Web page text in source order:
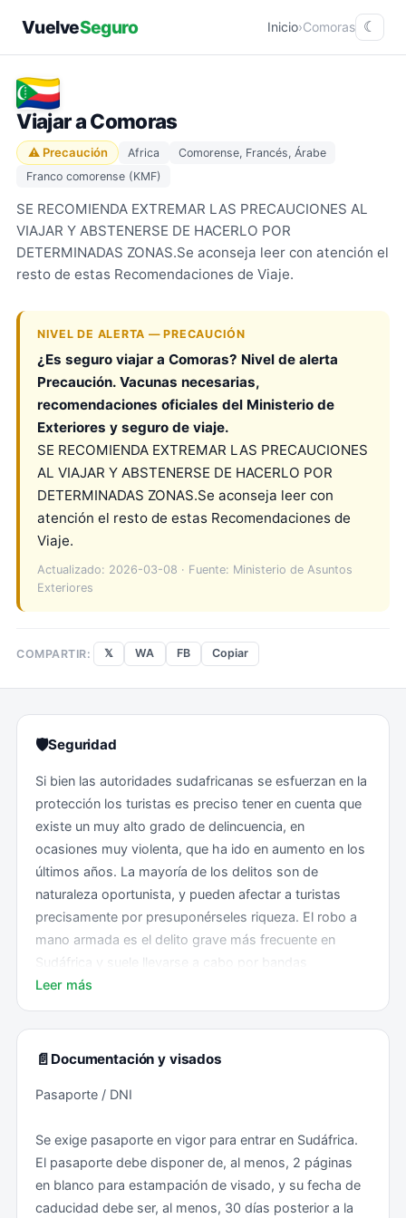
VuelveSeguro Inicio›Comoras ☾
Viajar a Comoras
⚠ Precaución Africa
Comorense, Francés, Árabe
Franco comorense (KMF)
SE RECOMIENDA EXTREMAR LAS PRECAUCIONES AL
VIAJAR Y ABSTENERSE DE HACERLO POR
DETERMINADAS ZONAS.Se aconseja leer con atención el
resto de estas Recomendaciones de Viaje.
NIVEL DE ALERTA — PRECAUCIÓN
¿Es seguro viajar a Comoras? Nivel de alerta
Precaución. Vacunas necesarias,
recomendaciones oficiales del Ministerio de
Exteriores y seguro de viaje.
SE RECOMIENDA EXTREMAR LAS PRECAUCIONES
AL VIAJAR Y ABSTENERSE DE HACERLO POR
DETERMINADAS ZONAS.Se aconseja leer con
atención el resto de estas Recomendaciones de
Viaje.
Actualizado: 2026-03-08 · Fuente: Ministerio de Asuntos
Exteriores
COMPARTIR: 𝕏 WA FB Copiar
🛡Seguridad
Si bien las autoridades sudafricanas se esfuerzan en la
protección los turistas es preciso tener en cuenta que
existe un muy alto grado de delincuencia, en
ocasiones muy violenta, que ha ido en aumento en los
últimos años. La mayoría de los delitos son de
naturaleza oportunista, y pueden afectar a turistas
precisamente por presuponérseles riqueza. El robo a
mano armada es el delito grave más frecuente en
Sudáfrica y suele llevarse a cabo por bandas
organizadas armadas con pistolas y/o cuchillos. El
allanamiento de morada, el robo y el robo de coches
son delitos frecuentes en toda Sudáfrica. Suelen ser
violentos y pueden ocurrir a cualquier hora del día. En
cuando los ocupantes están en casa o llegando o
Por ello, la Embajada ha elaborado las siguientes
recomendaciones básicas:
Leer más
📄 Documentación y visados
Pasaporte / DNI
Se exige pasaporte en vigor para entrar en Sudáfrica.
El pasaporte debe disponer de, al menos, 2 páginas
en blanco para estampación de visado, y su fecha de
caducidad debe ser, al menos, 30 días posterior a la